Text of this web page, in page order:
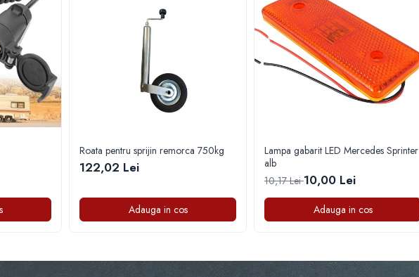
Roata pentru sprijin remorca 750kg
122,02 Lei
Adauga in cos
Lampa gabarit LED Mercedes Sprinter
alb
10,17 Lei10,00 Lei
Adauga in cos